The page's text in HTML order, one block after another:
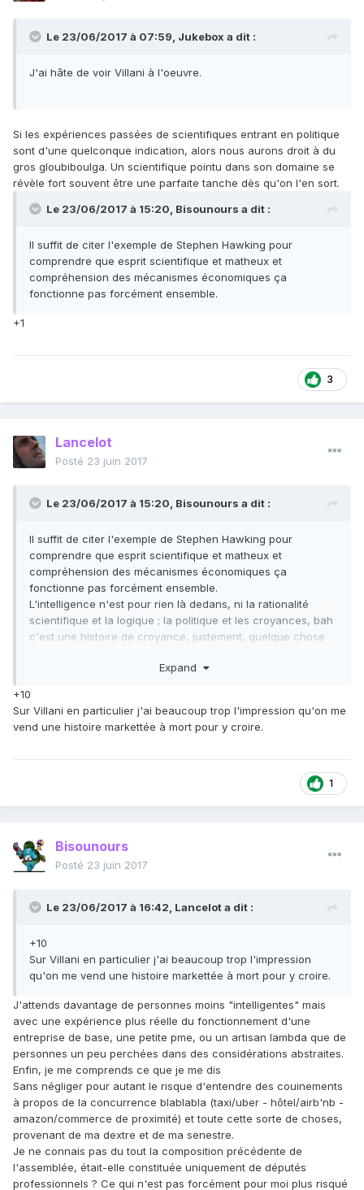
Le 23/06/2017 à 07:59, Jukebox a dit :
J'ai hâte de voir Villani à l'oeuvre.
Si les expériences passées de scientifiques entrant en politique
sont d'une quelconque indication, alors nous aurons droit à du
gros gloubiboulga. Un scientifique pointu dans son domaine se
révèle fort souvent être une parfaite tanche dès qu'on l'en sort.
Le 23/06/2017 à 15:20, Bisounours a dit :
Il suffit de citer l'exemple de Stephen Hawking pour
comprendre que esprit scientifique et matheux et
compréhension des mécanismes économiques ça
fonctionne pas forcément ensemble.
+1
3
Lancelot
Posté 23 juin 2017
Le 23/06/2017 à 15:20, Bisounours a dit :
Il suffit de citer l'exemple de Stephen Hawking pour
comprendre que esprit scientifique et matheux et
compréhension des mécanismes économiques ça
fonctionne pas forcément ensemble.
L'intelligence n'est pour rien là dedans, ni la rationalité
scientifique et la logique ; la politique et les croyances, bah
c'est une histoire de croyance, justement, quelque chose
Expand
+10
Sur Villani en particulier j'ai beaucoup trop l'impression qu'on me
vend une histoire markettée à mort pour y croire.
1
Bisounours
Posté 23 juin 2017
Le 23/06/2017 à 16:42, Lancelota dit :
+10
Sur Villani en particulier j'ai beaucoup trop l'impression
qu'on me vend une histoire markettée à mort pour y croire.
J'attends davantage de personnes moins "intelligentes" mais
avec une expérience plus réelle du fonctionnement d'une
entreprise de base, une petite pme, ou un artisan lambda que de
personnes un peu perchées dans des considérations abstraites.
Enfin, je me comprends ce que je me dis
Sans négliger pour autant le risque d'entendre des couinements
à propos de la concurrence blablabla (taxi/uber - hôtel/airb'nb -
amazon/commerce de proximité) et toute cette sorte de choses,
provenant de ma dextre et de ma senestre.
Je ne connais pas du tout la composition précédente de
l'assemblée, était-elle constituée uniquement de députés
professionnels ? Ce qui n'est pas forcément pour moi plus risqué